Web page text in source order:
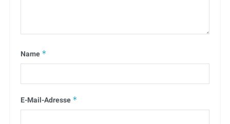
Name *
E-Mail-Adresse *